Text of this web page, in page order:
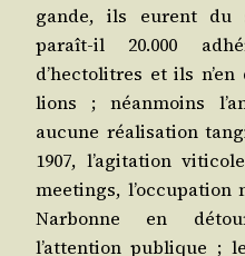
gande, ils eurent du
paraît-il 20.000
d’hectolitres et ils
lions ; néan­moins
aucune réa­li­sa­tion
1907, l’agitation
mee­tings,
Nar­bonne en
l’attention publique ;